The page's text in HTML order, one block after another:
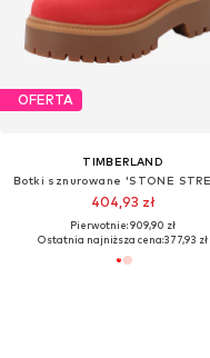
OFERTA
TIMBERLAND
Botki sznurowane 'STONE
404,93 zł
Pierwotnie: 909,90 zł
Ostatnia najniższa cena:377,93 zł